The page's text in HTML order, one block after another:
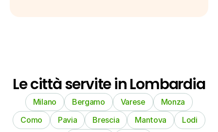
Le città servite in Lombardia
Milano Bergamo Varese
Monza
Como
Pavia Brescia Mantova
Lodi